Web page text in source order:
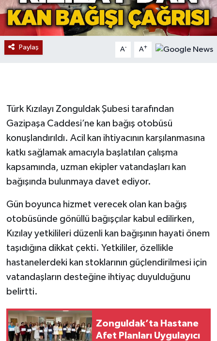
Paylaş A- A+
Türk Kızılayı Zonguldak Şubesi tarafından
Gazipaşa Caddesi’ne kan bağış otobüsü
konuşlandırıldı. Acil kan ihtiyacının karşılanmasına
katkı sağlamak amacıyla başlatılan çalışma
kapsamında, uzman ekipler vatandaşları kan
bağışında bulunmaya davet ediyor.
Gün boyunca hizmet verecek olan kan bağış
otobüsünde gönüllü bağışçılar kabul edilirken,
Kızılay yetkilileri düzenli kan bağışının hayati önem
taşıdığına dikkat çekti. Yetkililer, özellikle
hastanelerdeki kan stoklarının güçlendirilmesi için
vatandaşların desteğine ihtiyaç duyulduğunu
belirtti.
Zonguldak’ta Hastane
Afet Planları Uygulayıcı
BİLİM VE TEKNOLOJİ
DUNYA
Ekonomi
Genel
Gökçebey
GÜNDEM
İş ilanı
Kilimli
Kültür - Sanat
MAGAZİN
Resmi İlan